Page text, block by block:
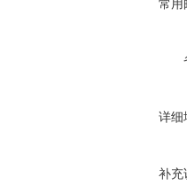
常用
详细
补充